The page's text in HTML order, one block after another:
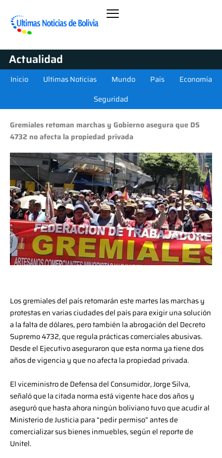
Actualidad
Inicio Ultimas Noticias Mundo País
Economía
Seguridad
Gremiales retoman marchas y Gobierno asegura que DS
4732 no afecta la propiedad privada
Los gremiales del país retomarán este martes las marchas y
protestas en varias ciudades del país para exigir una solución
a la falta de dólares, pero también la abrogación del Decreto
Supremo 4732, que regula prácticas comerciales abusivas.
Desde el Ejecutivo aseguraron que esta norma ya tiene dos
años de vigencia y que no afecta la propiedad privada.
El viceministro de Defensa del Consumidor, Jorge Silva,
señaló que la citada norma está vigente hace dos años y
aseguró que hasta ahora ningún boliviano tuvo que acudir al
Ministerio de Justicia para “pedir permiso” antes de
comercializar sus bienes inmuebles, según el reporte de
Unitel.